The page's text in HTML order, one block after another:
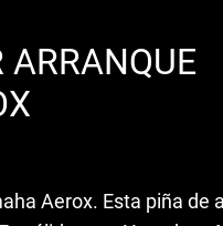
Aerox. Esta piña de